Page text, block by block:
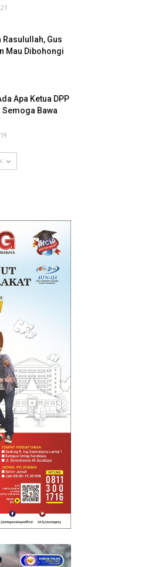
Gus
Mau Dibohongi
Apa Ketua DPP
Semoga Bawa